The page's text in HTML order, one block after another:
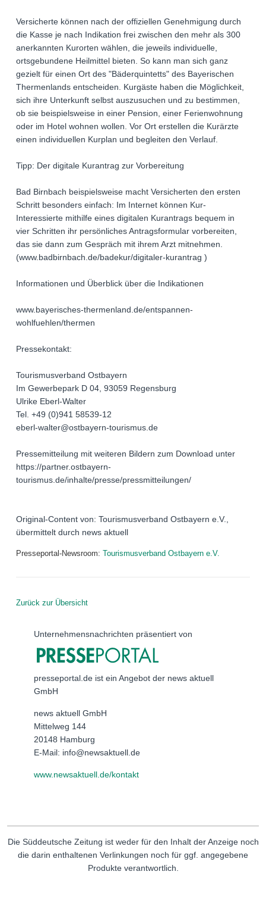
Versicherte können nach der offiziellen Genehmigung durch
die Kasse je nach Indikation frei zwischen den mehr als 300
anerkannten Kurorten wählen, die jeweils individuelle,
ortsgebundene Heilmittel bieten. So kann man sich ganz
gezielt für einen Ort des "Bäderquintetts" des Bayerischen
Thermenlands entscheiden. Kurgäste haben die Möglichkeit,
sich ihre Unterkunft selbst auszusuchen und zu bestimmen,
ob sie beispielsweise in einer Pension, einer Ferienwohnung
oder im Hotel wohnen wollen. Vor Ort erstellen die Kurärzte
einen individuellen Kurplan und begleiten den Verlauf.
Tipp: Der digitale Kurantrag zur Vorbereitung
Bad Birnbach beispielsweise macht Versicherten den ersten
Schritt besonders einfach: Im Internet können Kur-
Interessierte mithilfe eines digitalen Kurantrags bequem in
vier Schritten ihr persönliches Antragsformular vorbereiten,
das sie dann zum Gespräch mit ihrem Arzt mitnehmen.
(www.badbirnbach.de/badekur/digitaler-kurantrag )
Informationen und Überblick über die Indikationen
www.bayerisches-thermenland.de/entspannen-
wohlfuehlen/thermen
Pressekontakt:
Tourismusverband Ostbayern
Im Gewerbepark D 04, 93059 Regensburg
Ulrike Eberl-Walter
Tel. +49 (0)941 58539-12
eberl-walter@ostbayern-tourismus.de
Pressemitteilung mit weiteren Bildern zum Download unter
https://partner.ostbayern-
tourismus.de/inhalte/presse/pressmitteilungen/
Original-Content von: Tourismusverband Ostbayern e.V.,
übermittelt durch news aktuell
Presseportal-Newsroom: Tourismusverband Ostbayern e.V.
Zurück zur Übersicht
Unternehmensnachrichten präsentiert von
presseportal.de ist ein Angebot der news aktuell
GmbH
news aktuell GmbH
Mittelweg 144
20148 Hamburg
E-Mail: info@newsaktuell.de
www.newsaktuell.de/kontakt
Die Süddeutsche Zeitung ist weder für den Inhalt der Anzeige noch
die darin enthaltenen Verlinkungen noch für ggf. angegebene
Produkte verantwortlich.